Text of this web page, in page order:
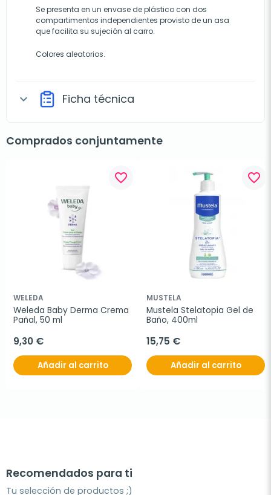
Se presenta en un envase de plástico con dos
compartimentos independientes provisto de un asa
que facilita su sujeción al carro.
Colores aleatorios.
expand_more Ficha técnica
Comprados conjuntamente
favorite_border
WELEDA
Weleda Baby Derma Crema
Pañal, 50 ml
9,30 €
Añadir al carrito
favorite_border
MUSTELA
Mustela Stelatopia Gel de
Baño, 400ml
15,75 €
Añadir al carrito
Recomendados para ti
Tu selección de productos ;)